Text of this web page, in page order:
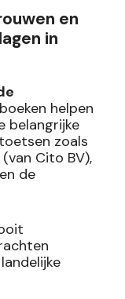
en
in
helpen
belangrijke
zoals
Cito BV),
de